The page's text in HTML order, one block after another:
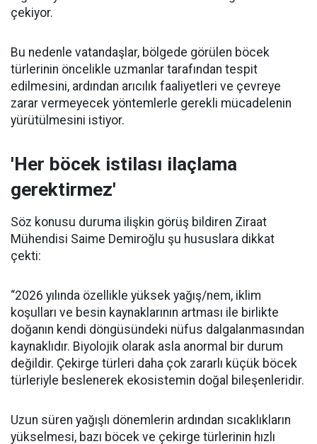
çekiyor.
Bu nedenle vatandaşlar, bölgede görülen böcek
türlerinin öncelikle uzmanlar tarafından tespit
edilmesini, ardından arıcılık faaliyetleri ve çevreye
zarar vermeyecek yöntemlerle gerekli mücadelenin
yürütülmesini istiyor.
'Her böcek istilası ilaçlama
gerektirmez'
Söz konusu duruma ilişkin görüş bildiren Ziraat
Mühendisi Saime Demiroğlu şu hususlara dikkat
çekti:
“2026 yılında özellikle yüksek yağış/nem, iklim
koşulları ve besin kaynaklarının artması ile birlikte
doğanın kendi döngüsündeki nüfus dalgalanmasından
kaynaklıdır. Biyolojik olarak asla anormal bir durum
değildir. Çekirge türleri daha çok zararlı küçük böcek
türleriyle beslenerek ekosistemin doğal bileşenleridir.
Uzun süren yağışlı dönemlerin ardından sıcaklıkların
yükselmesi, bazı böcek ve çekirge türlerinin hızlı